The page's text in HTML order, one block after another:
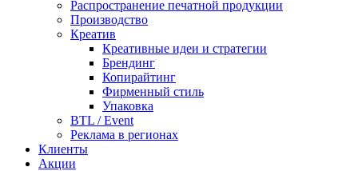
Распространение печатной продукции
Производство
Креатив
Креативные идеи и стратегии
Брендинг
Копирайтинг
Фирменный стиль
Упаковка
BTL / Event
Реклама в регионах
Клиенты
Акции